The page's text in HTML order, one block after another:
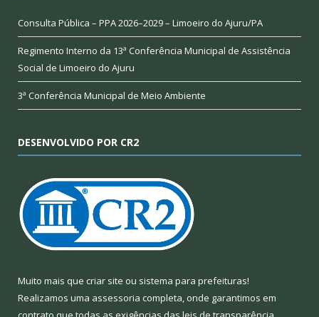
Consulta Pública – PPA 2026–2029 – Limoeiro do Ajuru/PA
Regimento Interno da 13ª Conferência Municipal de Assistência
Social de Limoeiro do Ajuru
3ª Conferência Municipal de Meio Ambiente
DESENVOLVIDO POR CR2
Muito mais que criar site ou sistema para prefeituras!
Realizamos uma assessoria completa, onde garantimos em